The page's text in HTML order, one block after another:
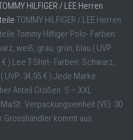
HILFIGER / LEE Herren
TOMMY HILFIGER / LEE Herren
Tommy Hilfiger Polo- Farben:
weiß, grau, grün, blau ( UVP:
€ ) Lee T-Shirt- Farben: Schwarz,
UVP: 34,95 € ) Jede Marke
Anteil Größen: S – XXL
Verpackungseinheit (VE): 30
Grosshändler kommt aus